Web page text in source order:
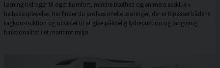
løsning bidrager til øget komfort, mindre træthed og en mere eksklusiv
helhedsoplevelse. Her finder du professionelle løsninger, der er tilpasset bådens
tagkonstruktion og udviklet til at give pålidelig lydreduktion og langvarig
funktionalitet i et maritimt miljø.